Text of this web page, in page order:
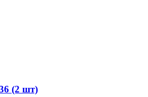
(2 шт)